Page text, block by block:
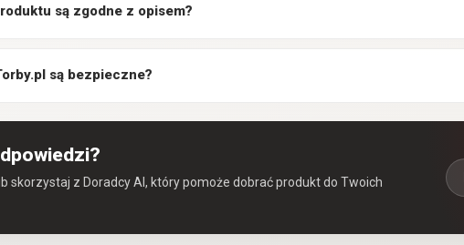
są zgodne z opisem?
są bezpieczne?
skorzystaj z Doradcy AI, który pomoże dobrać produkt do Twoich